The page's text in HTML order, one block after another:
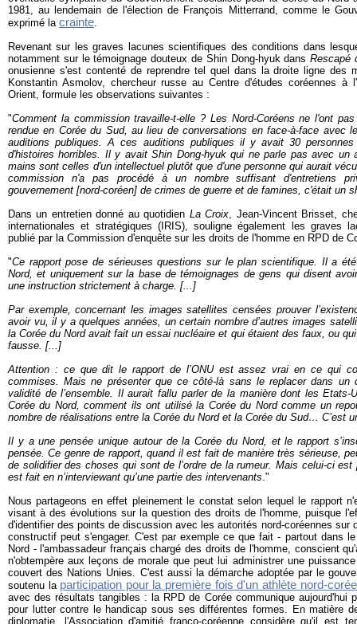
1981, au lendemain de l'élection de François Mitterrand, commele
exprimé la crainte.
Revenant sur les graves lacunes scientifiques des conditions dans
notamment sur le témoignage douteux de Shin Dong-hyuk dansRescapé
onusienne s'est contenté de reprendre tel quel dans la droite ligne des
Konstantin Asmolov, chercheur russe au Centre d'études coréennes à
Orient, formule les observations suivantes :
"Comment la commission travaille-t-elle ? Les Nord-Coréens ne l'ont
rendue en Corée du Sud, au lieu de conversations en face-à-face avec
auditions publiques. A ces auditions publiques il y avait 30
d'histoires horribles. Il y avait Shin Dong-hyuk qui ne parle pas avec un
mains sont celles d'un intellectuel plutôt que d'une personne qui aurait
commission n'a pas procédé à un nombre suffisant d'entretiens
gouvernement [nord-coréen] de crimes de guerre et de famines, c'était un
Dans un entretien donné au quotidien La Croix, Jean-Vincent Brisset,
internationales et stratégiques (IRIS), souligne également les graves
publié par la Commission d'enquête sur les droits de l'homme en RPD de
"Ce rapport pose de sérieuses questions sur le plan scientifique. Il a
Nord, et uniquement sur la base de témoignages de gens qui disent
une instruction strictement à charge. [...]
Par exemple, concernant les images satellites censées prouver
avoir vu, il y a quelques années, un certain nombre d’autres images
la Corée du Nord avait fait un essai nucléaire et qui étaient des faux, ou
fausse. [...]
Attention : ce que dit le rapport de l’ONU est assez vrai en ce qui
commises. Mais ne présenter que ce côté-là sans le replacer dans un
validité de l’ensemble. Il aurait fallu parler de la manière dont les Etats-
Corée du Nord, comment ils ont utilisé la Corée du Nord comme un
nombre de réalisations entre la Corée du Nord et la Corée du Sud… C’est
Il y a une pensée unique autour de la Corée du Nord, et le rapport
pensée. Ce genre de rapport, quand il est fait de manière très sérieuse,
de solidifier des choses qui sont de l’ordre de la rumeur. Mais celui-ci est
est fait en n’interviewant qu’une partie des intervenants."
Nous partageons en effet pleinement le constat selon lequel le rapport
visant à des évolutions sur la question des droits de l'homme, puisque
d'identifier des points de discussion avec les autorités nord-coréennes sur
constructif peut s'engager. C'est par exemple ce que fait - partout dans
Nord - l'ambassadeur français chargé des droits de l'homme, conscient
n'obtempère aux leçons de morale que peut lui administrer une
couvert des Nations Unies. C'est aussi la démarche adoptée par le
soutenu la participation pour la première fois d'un athlète nord-
avec des résultats tangibles : la RPD de Corée communique aujourd'hui
pour lutter contre le handicap sous ses différentes formes. En matière
diplomatie, l'Association d'amitié franco-coréenne considère qu'il est